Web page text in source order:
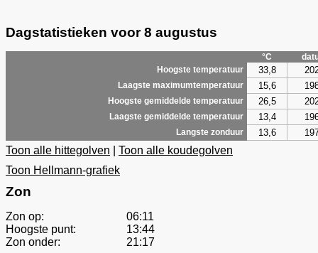
Dagstatistieken voor 8 augustus
°C
Hoogste temperatuur
33,8
Laagste maximumtemperatuur 15,6
Hoogste gemiddelde temperatuur 26,5
Laagste gemiddelde temperatuur 13,4
Langste zonduur 13,6
Toon alle hittegolven
Toon alle koudegolven
Toon Hellmann-grafiek
Zon
Zon op:
06:11
Hoogste punt:
13:44
Zon onder:
21:17